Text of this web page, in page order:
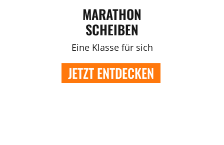
MARATHON
SCHEIBEN
Eine Klasse für sich
JETZT ENTDECKEN